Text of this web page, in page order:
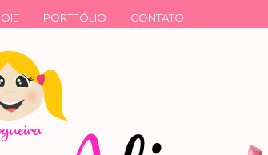
PORTFÓLIO CONTATO